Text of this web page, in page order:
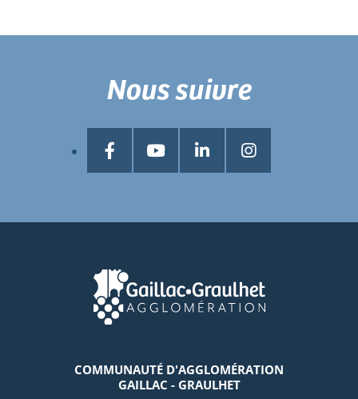
COMMUNAUTÉ D'AGGLOMÉRATION
GAILLAC - GRAULHET
Nous suivre